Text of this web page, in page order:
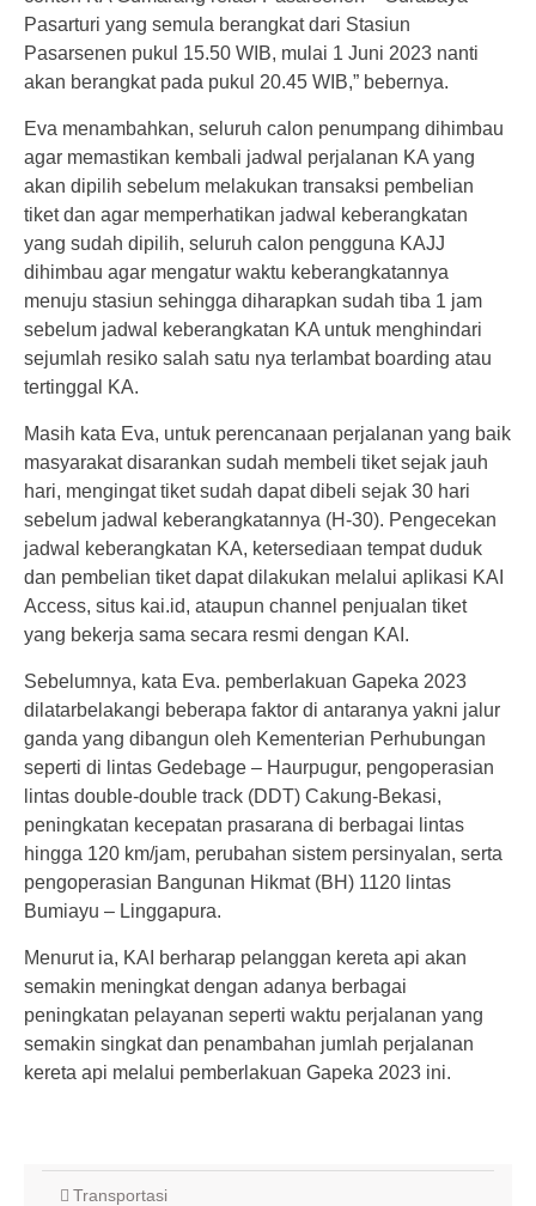
Pasarturi yang semula berangkat dari Stasiun
Pasarsenen pukul 15.50 WIB, mulai 1 Juni 2023 nanti
akan berangkat pada pukul 20.45 WIB,” bebernya.
Eva menambahkan, seluruh calon penumpang dihimbau
agar memastikan kembali jadwal perjalanan KA yang
akan dipilih sebelum melakukan transaksi pembelian
tiket dan agar memperhatikan jadwal keberangkatan
yang sudah dipilih, seluruh calon pengguna KAJJ
dihimbau agar mengatur waktu keberangkatannya
menuju stasiun sehingga diharapkan sudah tiba 1 jam
sebelum jadwal keberangkatan KA untuk menghindari
sejumlah resiko salah satu nya terlambat boarding atau
tertinggal KA.
Masih kata Eva, untuk perencanaan perjalanan yang baik
masyarakat disarankan sudah membeli tiket sejak jauh
hari, mengingat tiket sudah dapat dibeli sejak 30 hari
sebelum jadwal keberangkatannya (H-30). Pengecekan
jadwal keberangkatan KA, ketersediaan tempat duduk
dan pembelian tiket dapat dilakukan melalui aplikasi KAI
Access, situs kai.id, ataupun channel penjualan tiket
yang bekerja sama secara resmi dengan KAI.
Sebelumnya, kata Eva. pemberlakuan Gapeka 2023
dilatarbelakangi beberapa faktor di antaranya yakni jalur
ganda yang dibangun oleh Kementerian Perhubungan
seperti di lintas Gedebage – Haurpugur, pengoperasian
lintas double-double track (DDT) Cakung-Bekasi,
peningkatan kecepatan prasarana di berbagai lintas
hingga 120 km/jam, perubahan sistem persinyalan, serta
pengoperasian Bangunan Hikmat (BH) 1120 lintas
Bumiayu – Linggapura.
Menurut ia, KAI berharap pelanggan kereta api akan
semakin meningkat dengan adanya berbagai
peningkatan pelayanan seperti waktu perjalanan yang
semakin singkat dan penambahan jumlah perjalanan
kereta api melalui pemberlakuan Gapeka 2023 ini.
Transportasi